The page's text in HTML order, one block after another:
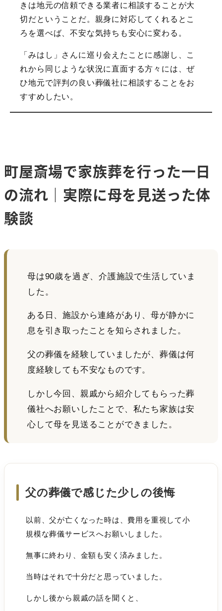
きは地元の信頼できる業者に相談することが大
切だということだ。親身に対応してくれるとこ
ろを選べば、不安な気持ちも安心に変わる。
「みはし」さんに巡り会えたことに感謝し、こ
れから同じような状況に直面する方々には、ぜ
ひ地元で評判の良い葬儀社に相談することをお
すすめしたい。
町屋斎場で家族葬を行った一日
の流れ｜実際に母を見送った体
験談
母は90歳を過ぎ、介護施設で生活していま
した。
ある日、施設から連絡があり、母が静かに
息を引き取ったことを知らされました。
父の葬儀を経験していましたが、葬儀は何
度経験しても不安なものです。
しかし今回、親戚から紹介してもらった葬
儀社へお願いしたことで、私たち家族は安
心して母を見送ることができました。
父の葬儀で感じた少しの後悔
以前、父が亡くなった時は、費用を重視して小
規模な葬儀サービスへお願いしました。
無事に終わり、金額も安く済みました。
当時はそれで十分だと思っていました。
しかし後から親戚の話を聞くと、